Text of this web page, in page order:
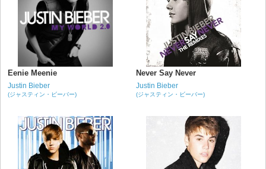
Eenie Meenie
Justin Bieber
(ジャスティン・ビーバー)
Never Say Never
Justin Bieber
(ジャスティン・ビーバー)